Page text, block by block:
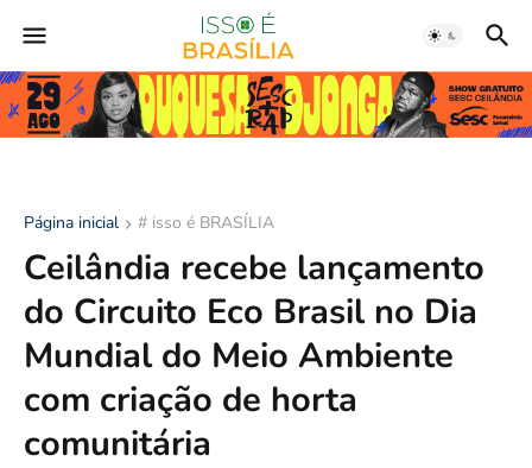
Página inicial # isso é BRASÍLIA
Ceilândia recebe lançamento
do Circuito Eco Brasil no Dia
Mundial do Meio Ambiente
com criação de horta
comunitária